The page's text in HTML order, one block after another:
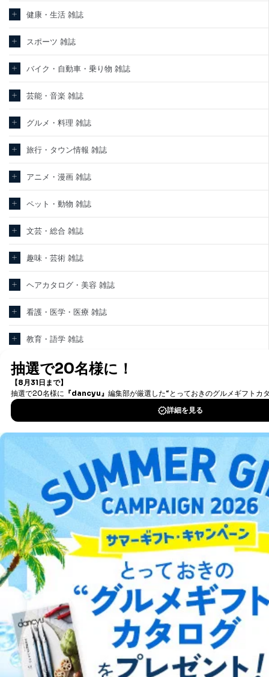
健康・生活 雑誌
スポーツ 雑誌
バイク・自動車・乗り物 雑誌
芸能・音楽 雑誌
グルメ・料理 雑誌
旅行・タウン情報 雑誌
アニメ・漫画 雑誌
ペット・動物 雑誌
文芸・総合 雑誌
趣味・芸術 雑誌
ヘアカタログ・美容 雑誌
看護・医学・医療 雑誌
教育・語学 雑誌
テクノロジー・科学 雑誌
パソコン・PC 雑誌
新聞・業界紙
その他
総合案内
アフィリエイト 採用情報
プレスリリース お問い合わせ
利用規約プライバシーポリシー 特定商取引法に基づく表示
出版社の皆様へ
投資家の皆様へサイトマップ